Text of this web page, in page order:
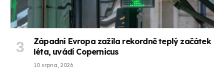
Západní Evropa zažila rekordně teplý začátek
léta, uvádí Copernicus
10 srpna, 2026